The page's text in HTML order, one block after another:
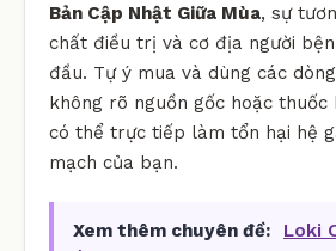
Bản Cập Nhật Giữa Mùa, sự
chất điều trị và cơ địa người
đầu. Tự ý mua và dùng các
không rõ nguồn gốc hoặc thuốc
có thể trực tiếp làm tổn hại hệ
mạch của bạn.
Xem thêm chuyên đề:
Loki